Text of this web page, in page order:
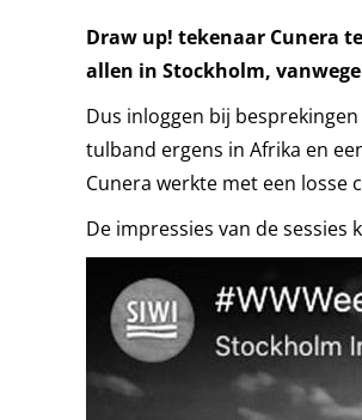
Draw up! tekenaar Cunera
allen in Stockholm,
Dus inloggen bij
tulband ergens in Afrika en
Cunera werkte met een losse
De impressies van de